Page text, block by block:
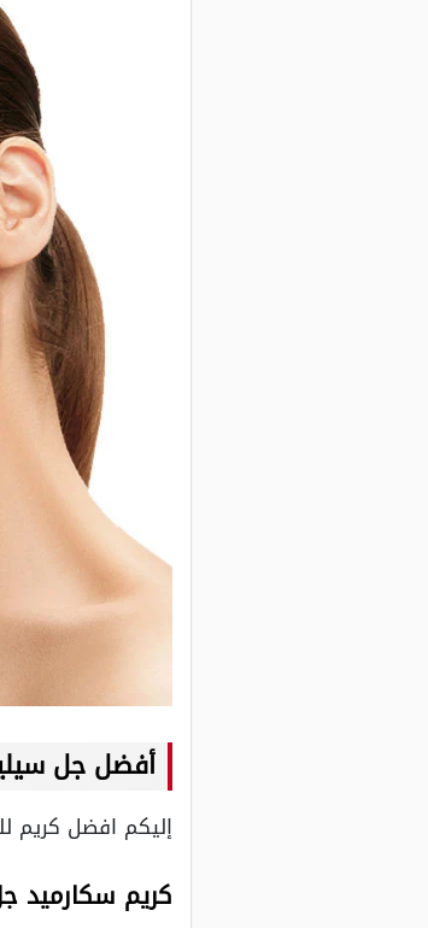
أفضل جل
إليكم افضل كريم
كريم سكارميد